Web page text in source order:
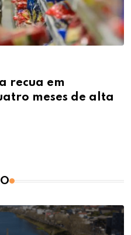
recua em
meses de alta